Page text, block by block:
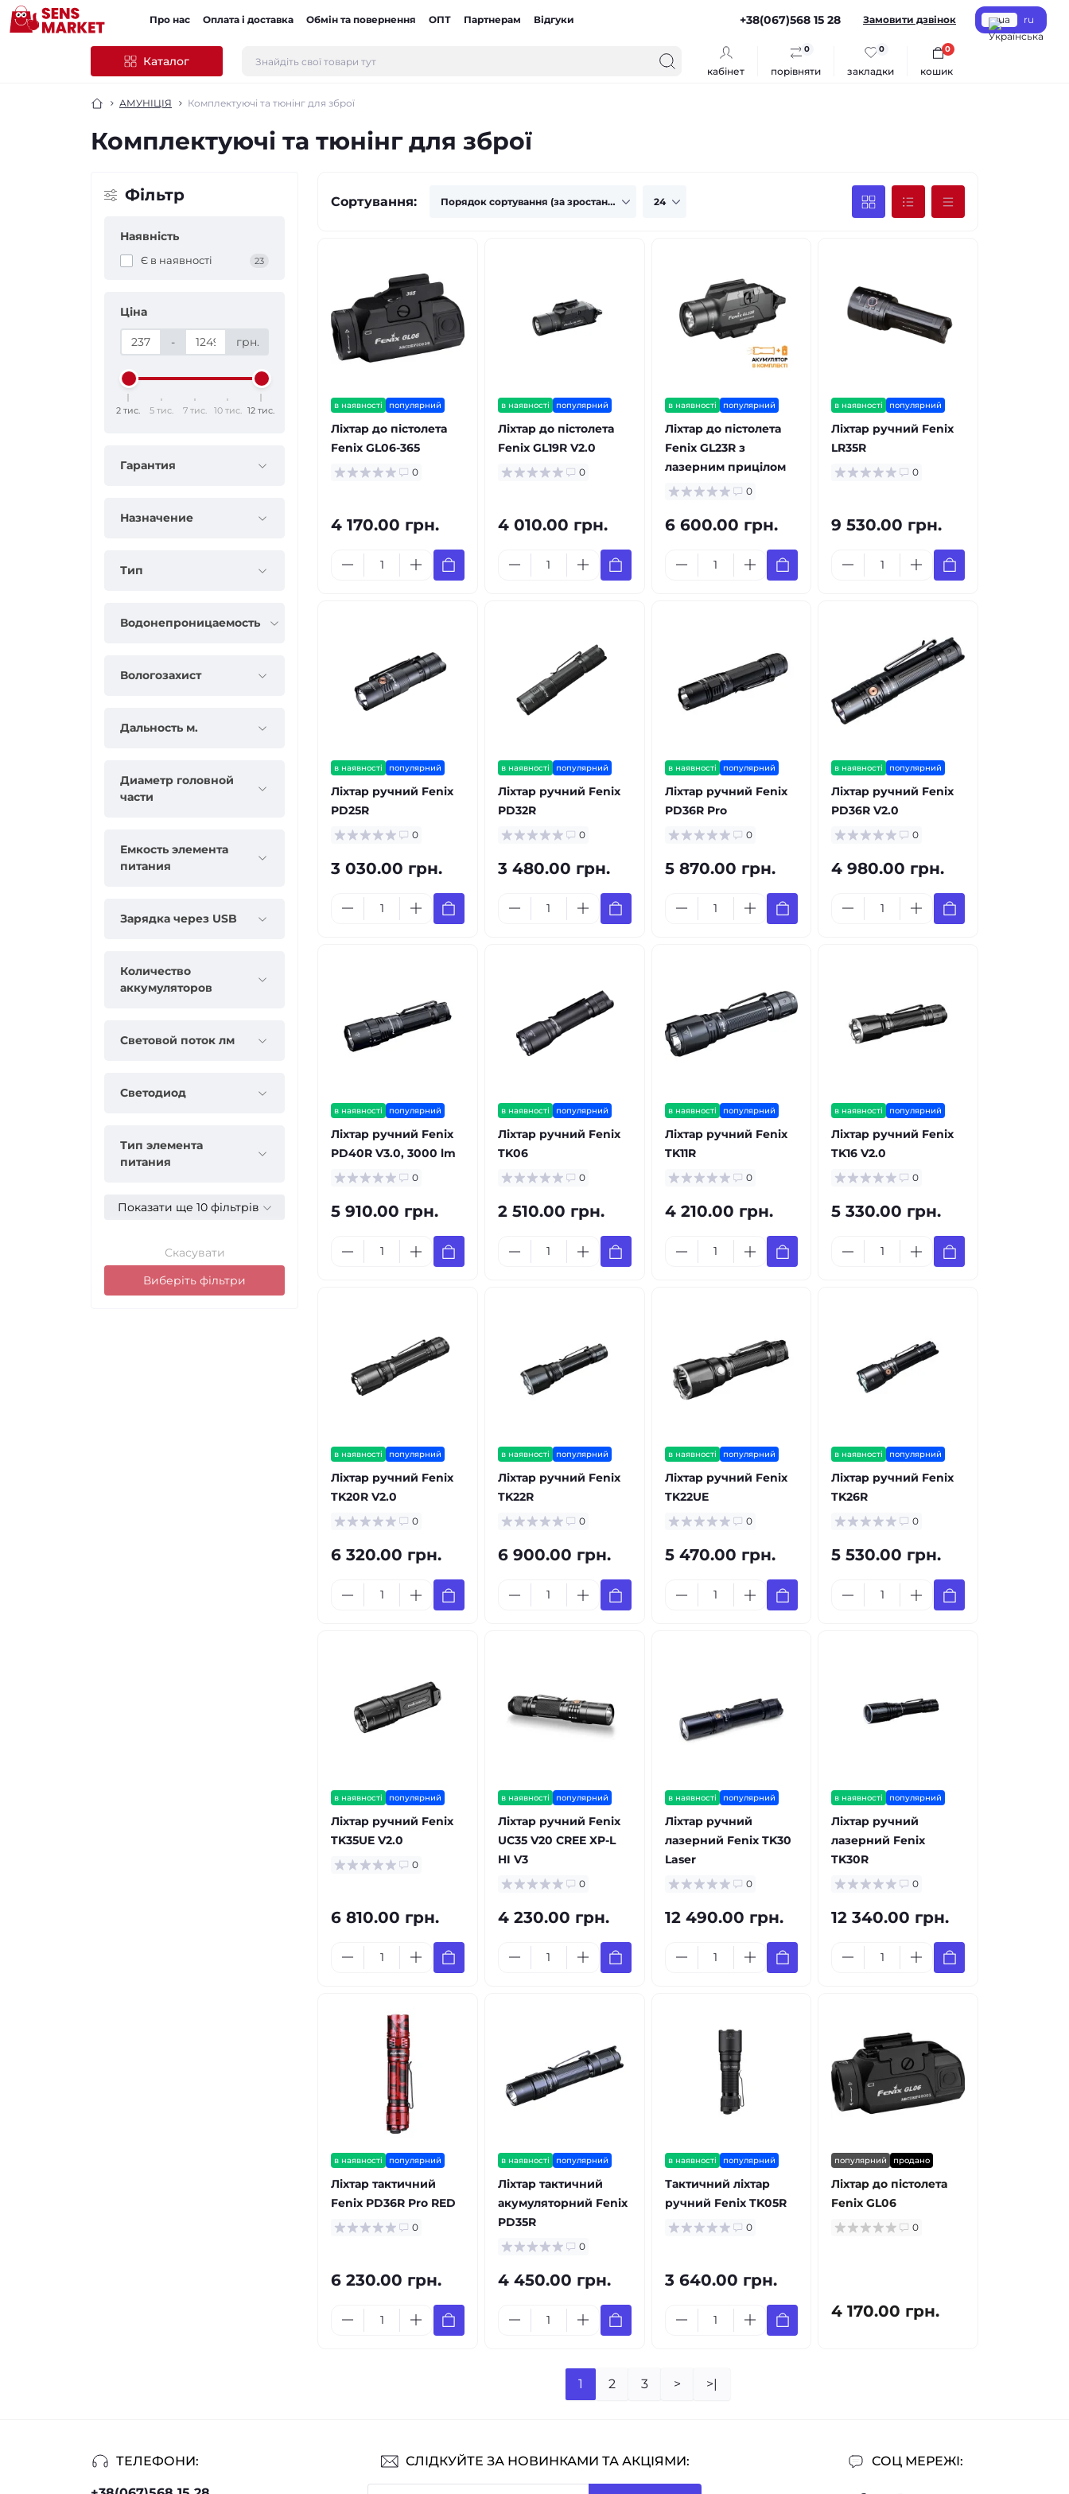
Про нас Оплата і доставка Обмін та повернення ОПТ Партнерам Відгуки +38(067)568 15 28 Замовити дзвінок ua ru
Каталог
кабінет порівняти
0
закладки
0
кошик
0
АМУНІЦІЯ Комплектуючі та тюнінг для зброї
Комплектуючі та тюнінг для зброї
Фільтр
Наявність
Є в наявності 23
Ціна
- грн.
2 тис. 5 тис. 7 тис. 10 тис. 12 тис.
Гарантия
Назначение
Тип
Водонепроницаемость
Вологозахист
Дальность м.
Диаметр головной
части
Емкость элемента
питания
Зарядка через USB
Количество
аккумуляторов
Световой поток лм
Светодиод
Тип элемента
питания
Показати ще 10 фільтрів
Скасувати
Виберіть фільтри
Сортування:
в наявності популярний
Ліхтар до пістолета
Fenix GL06-365
0
4 170.00 грн.
в наявності популярний
Ліхтар до пістолета
Fenix GL19R V2.0
0
4 010.00 грн.
в наявності популярний
Ліхтар до пістолета
Fenix GL23R з
лазерним прицілом
0
6 600.00 грн.
в наявності популярний
Ліхтар ручний Fenix
LR35R
0
9 530.00 грн.
в наявності популярний
Ліхтар ручний Fenix
PD25R
0
3 030.00 грн.
в наявності популярний
Ліхтар ручний Fenix
PD32R
0
3 480.00 грн.
в наявності популярний
Ліхтар ручний Fenix
PD36R Pro
0
5 870.00 грн.
в наявності популярний
Ліхтар ручний Fenix
PD36R V2.0
0
4 980.00 грн.
в наявності популярний
Ліхтар ручний Fenix
PD40R V3.0, 3000 lm
0
5 910.00 грн.
в наявності популярний
Ліхтар ручний Fenix
TK06
0
2 510.00 грн.
в наявності популярний
Ліхтар ручний Fenix
TK11R
0
4 210.00 грн.
в наявності популярний
Ліхтар ручний Fenix
TK16 V2.0
0
5 330.00 грн.
в наявності популярний
Ліхтар ручний Fenix
TK20R V2.0
0
6 320.00 грн.
в наявності популярний
Ліхтар ручний Fenix
TK22R
0
6 900.00 грн.
в наявності популярний
Ліхтар ручний Fenix
TK22UE
0
5 470.00 грн.
в наявності популярний
Ліхтар ручний Fenix
TK26R
0
5 530.00 грн.
в наявності популярний
Ліхтар ручний Fenix
TK35UE V2.0
0
6 810.00 грн.
в наявності популярний
Ліхтар ручний Fenix
UC35 V20 CREE XP-L
HI V3
0
4 230.00 грн.
в наявності популярний
Ліхтар ручний
лазерний Fenix TK30
Laser
0
12 490.00 грн.
в наявності популярний
Ліхтар ручний
лазерний Fenix
TK30R
0
12 340.00 грн.
в наявності популярний
Ліхтар тактичний
Fenix PD36R Pro RED
0
6 230.00 грн.
в наявності популярний
Ліхтар тактичний
акумуляторний Fenix
PD35R
0
4 450.00 грн.
в наявності популярний
Тактичний ліхтар
ручний Fenix TK05R
0
3 640.00 грн.
популярний продано
Ліхтар до пістолета
Fenix GL06
0
4 170.00 грн.
1 2 3 > >|
ТЕЛЕФОНИ: СОЦ МЕРЕЖІ:
СЛІДКУЙТЕ ЗА НОВИНКАМИ ТА АКЦІЯМИ: